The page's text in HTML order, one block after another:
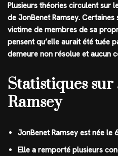
Plusieurs théories circulent sur
de JonBenet Ramsey.
victime de membres de sa
pensent qu’elle aurait été tuée
demeure non résolue et aucun
Statistiques sur
Ramsey
JonBenet Ramsey est née le
Elle a remporté plusieurs